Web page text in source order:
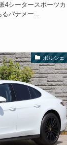
4シータースポーツカ
るパナメー...
ポルシェ